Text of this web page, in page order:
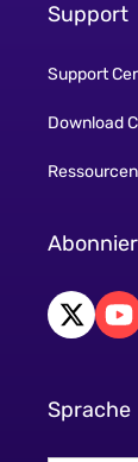
Support
Support
Download
Ressourcen
Sprache